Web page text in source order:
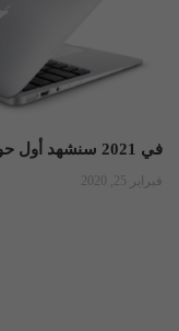
في 2021 سنشهد أول حواسيب آبل المحمولة بدون معالج إنتل
فبراير 25, 2020